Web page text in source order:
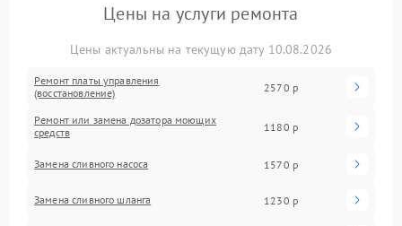
Цены на услуги ремонта
Цены актуальны на текущую дату 10.08.2026
Ремонт платы управления
(восстановление)
2570 р
Ремонт или замена дозатора моющих
средств
1180 р
Замена сливного насоса 1570 р
Замена сливного шланга 1230 р